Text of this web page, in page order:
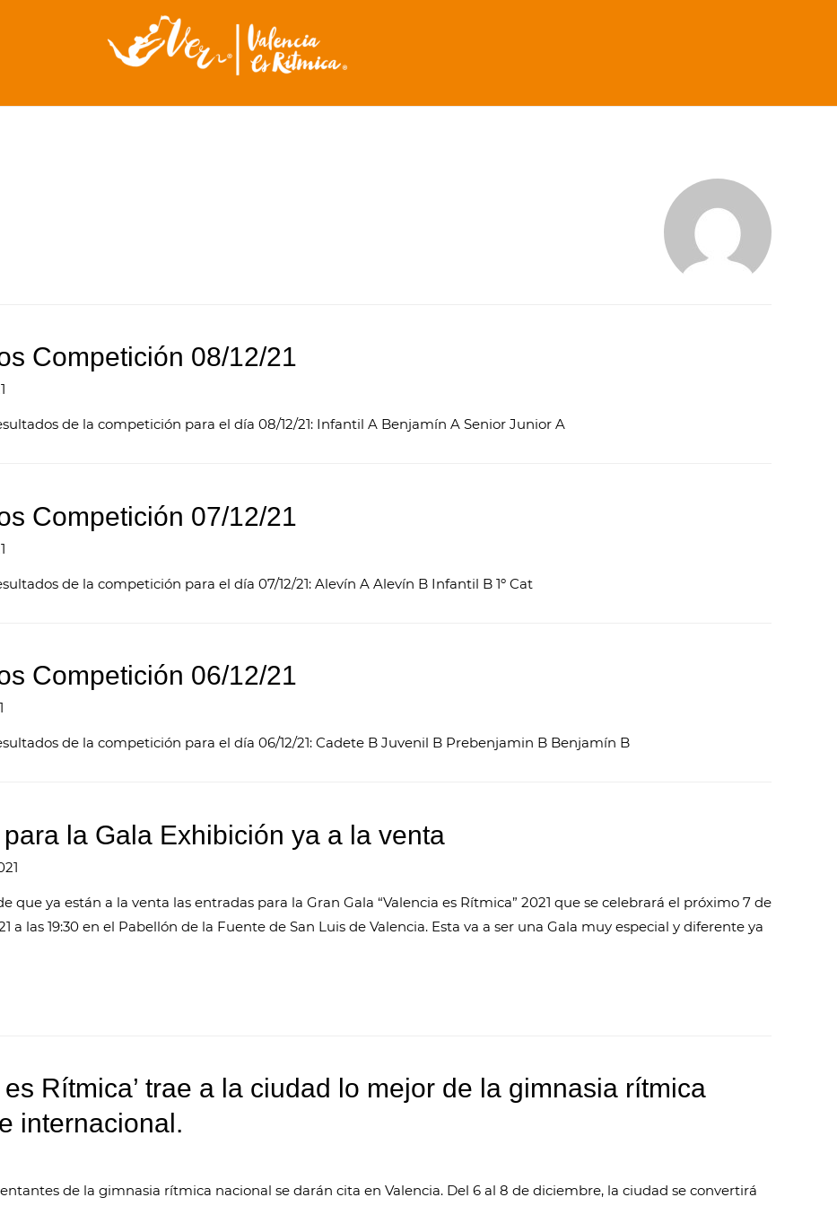
Competición 08/12/21
de la competición para el día 08/12/21: Infantil A Benjamín A Senior Junior A
Competición 07/12/21
de la competición para el día 07/12/21: Alevín A Alevín B Infantil B 1º Cat
Competición 06/12/21
de la competición para el día 06/12/21: Cadete B Juvenil B Prebenjamin B Benjamín B
la Gala Exhibición ya a la venta
que ya están a la venta las entradas para la Gran Gala “Valencia es Rítmica” 2021 que se celebrará el próximo 7 de
a las 19:30 en el Pabellón de la Fuente de San Luis de Valencia. Esta va a ser una Gala muy especial y diferente ya
es Rítmica’ trae a la ciudad lo mejor de la gimnasia rítmica
internacional.
de la gimnasia rítmica nacional se darán cita en Valencia. Del 6 al 8 de diciembre, la ciudad se convertirá